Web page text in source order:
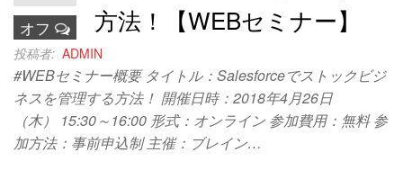
オフ
方法！【WEBセミナー】
投稿者: ADMIN
#WEBセミナー概要 タイトル：Salesforceでストックビジ
ネスを管理する方法！ 開催日時：2018年4月26日
（木） 15:30～16:00 形式：オンライン 参加費用：無料 参
加方法：事前申込制 主催：ブレイン…